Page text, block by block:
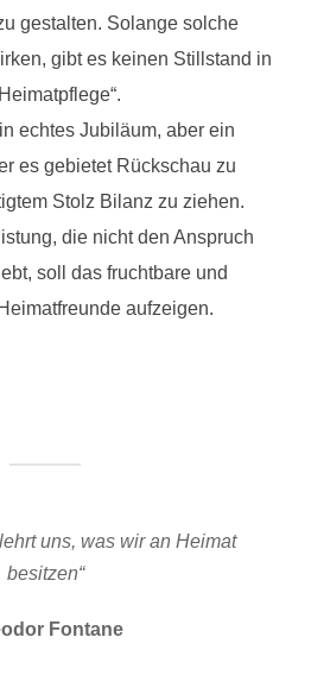
gestalten. Solange solche
gibt es keinen Stillstand in
echtes Jubiläum, aber ein
es gebietet Rückschau zu
Stolz Bilanz zu ziehen.
die nicht den Anspruch
soll das fruchtbare und
aufzeigen.
uns, was wir an Heimat
besitzen“
Fontane